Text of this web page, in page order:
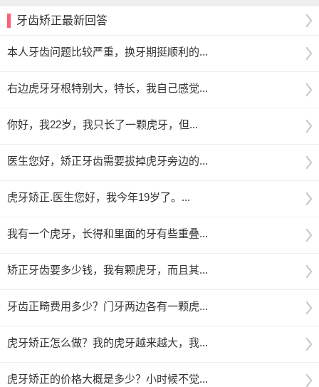
牙齿矫正最新回答
本人牙齿问题比较严重，换牙期挺顺利的...
右边虎牙牙根特别大，特长，我自己感觉...
你好，我22岁，我只长了一颗虎牙，但...
医生您好，矫正牙齿需要拔掉虎牙旁边的...
虎牙矫正.医生您好，我今年19岁了。...
我有一个虎牙，长得和里面的牙有些重叠...
矫正牙齿要多少钱，我有颗虎牙，而且其...
牙齿正畸费用多少？门牙两边各有一颗虎...
虎牙矫正怎么做？我的虎牙越来越大，我...
虎牙矫正的价格大概是多少？小时候不觉...